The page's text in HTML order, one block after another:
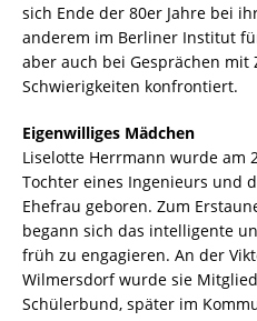
sich Ende der 80er Jahre bei
anderem im Berliner Institut
aber auch bei Gesprächen
Schwierigkeiten konfrontiert.
Eigenwilliges Mädchen
Liselotte Herrmann wurde am
Tochter eines Ingenieurs und
Ehefrau geboren. Zum
begann sich das intelligente
früh zu engagieren. An der
Wilmersdorf wurde sie
Schülerbund, später im